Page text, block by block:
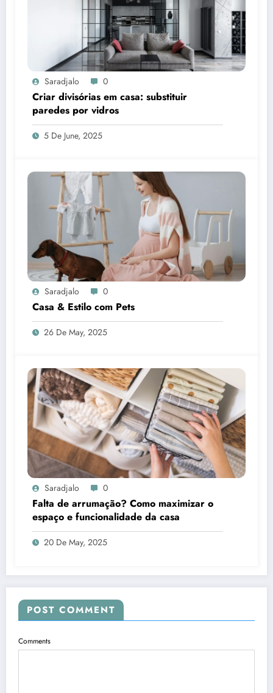
Saradjalo 0
Criar divisórias em casa: substituir
paredes por vidros
5 De June, 2025
Saradjalo 0
Casa & Estilo com Pets
26 De May, 2025
Saradjalo 0
Falta de arrumação? Como maximizar o
espaço e funcionalidade da casa
20 De May, 2025
POST COMMENT
Comments